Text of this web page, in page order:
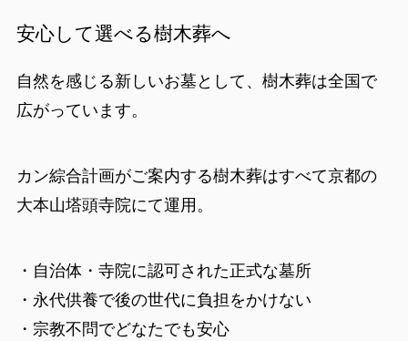
安心して選べる樹木葬へ
自然を感じる新しいお墓として、樹木葬は全国で
広がっています。
カン綜合計画がご案内する樹木葬はすべて京都の
大本山塔頭寺院にて運用。
・自治体・寺院に認可された正式な墓所
・永代供養で後の世代に負担をかけない
・宗教不問でどなたでも安心